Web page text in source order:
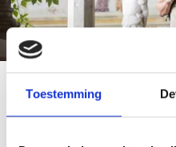
Toestemming
Contact en
Ortlergebied